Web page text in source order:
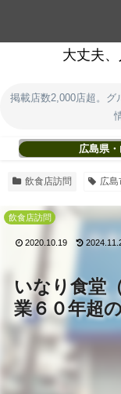
大丈夫
掲載店数2,000店超。グ
広島県
飲食店訪問 広島
いなり食堂
業６０年超
飲食店訪問
2020.10.19